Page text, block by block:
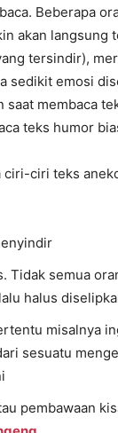
Beberapa
akan langsung
tersindir),
sedikit emosi
saat membaca
teks humor
ciri-ciri teks
Tidak semua
halus
misalnya
sesuatu
pembawaan